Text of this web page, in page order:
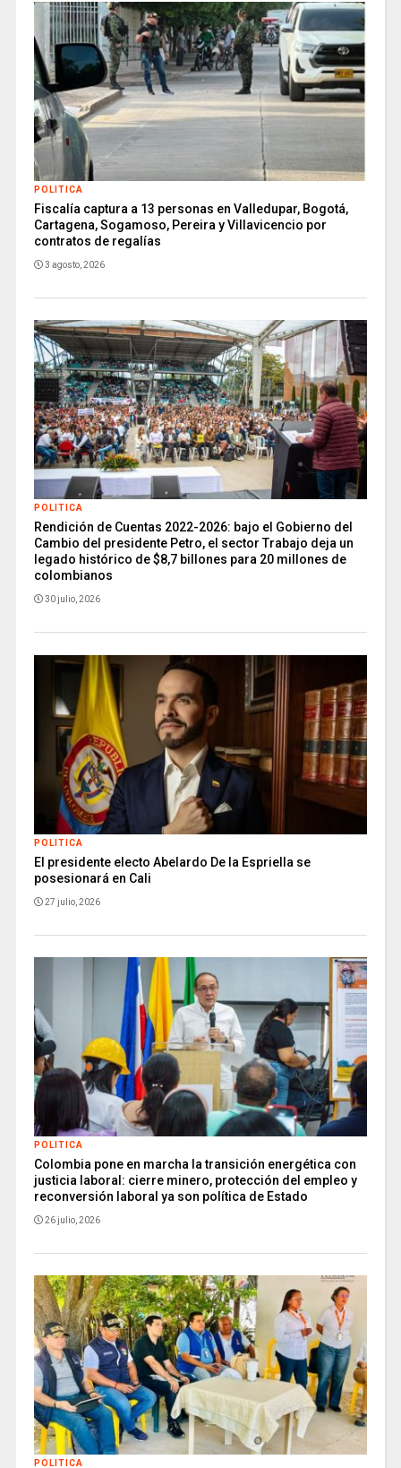
POLITICA
Fiscalía captura a 13 personas en Valledupar, Bogotá,
Cartagena, Sogamoso, Pereira y Villavicencio por
contratos de regalías
3 agosto, 2026
POLITICA
Rendición de Cuentas 2022-2026: bajo el Gobierno del
Cambio del presidente Petro, el sector Trabajo deja un
legado histórico de $8,7 billones para 20 millones de
colombianos
30 julio, 2026
POLITICA
El presidente electo Abelardo De la Espriella se
posesionará en Cali
27 julio, 2026
POLITICA
Colombia pone en marcha la transición energética con
justicia laboral: cierre minero, protección del empleo y
reconversión laboral ya son política de Estado
26 julio, 2026
POLITICA